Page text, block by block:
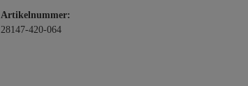
Artikelnummer:
28147-420-064